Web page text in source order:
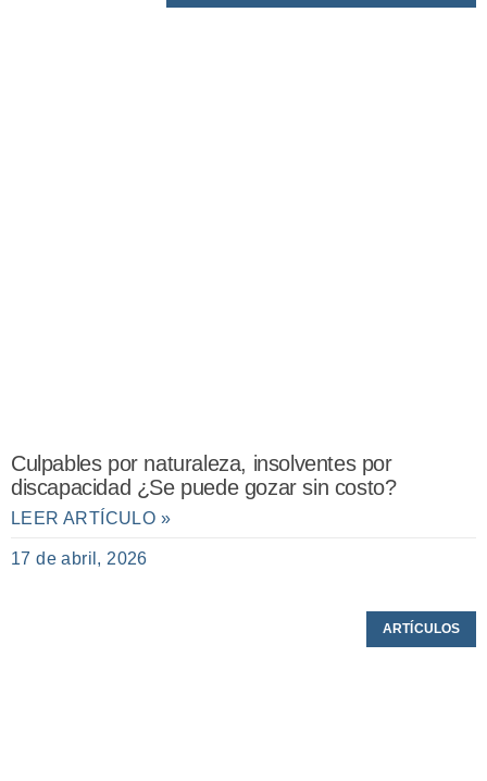
Culpables por naturaleza, insolventes por
discapacidad ¿Se puede gozar sin costo?
LEER ARTÍCULO »
17 de abril, 2026
ARTÍCULOS